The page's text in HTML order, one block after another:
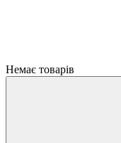
Немає товарів